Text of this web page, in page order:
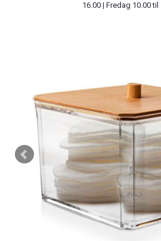
16.00 | Fredag 10.00 til